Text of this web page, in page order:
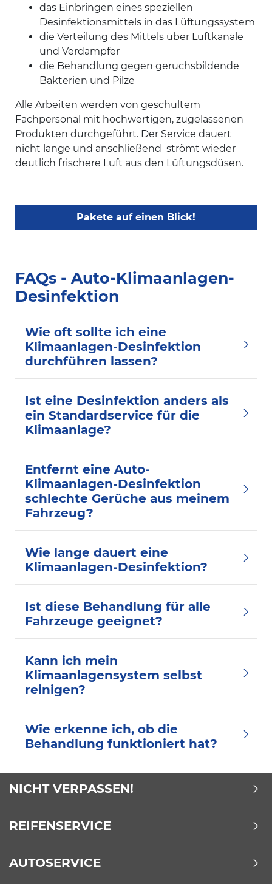
das Einbringen eines speziellen
Desinfektionsmittels in das Lüftungssystem
die Verteilung des Mittels über Luftkanäle
und Verdampfer
die Behandlung gegen geruchsbildende
Bakterien und Pilze
Alle Arbeiten werden von geschultem
Fachpersonal mit hochwertigen, zugelassenen
Produkten durchgeführt. Der Service dauert
nicht lange und anschließend strömt wieder
deutlich frischere Luft aus den Lüftungsdüsen.
Pakete auf einen Blick!
FAQs - Auto-Klimaanlagen-
Desinfektion
Wie oft sollte ich eine
Klimaanlagen-Desinfektion
durchführen lassen?
Ist eine Desinfektion anders als
ein Standardservice für die
Klimaanlage?
Entfernt eine Auto-
Klimaanlagen-Desinfektion
schlechte Gerüche aus meinem
Fahrzeug?
Wie lange dauert eine
Klimaanlagen-Desinfektion?
Ist diese Behandlung für alle
Fahrzeuge geeignet?
Kann ich mein
Klimaanlagensystem selbst
reinigen?
Wie erkenne ich, ob die
Behandlung funktioniert hat?
NICHT VERPASSEN!
REIFENSERVICE
AUTOSERVICE